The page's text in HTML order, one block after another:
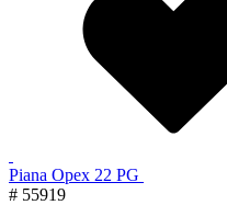
Piana Орех 22 PG
# 55919